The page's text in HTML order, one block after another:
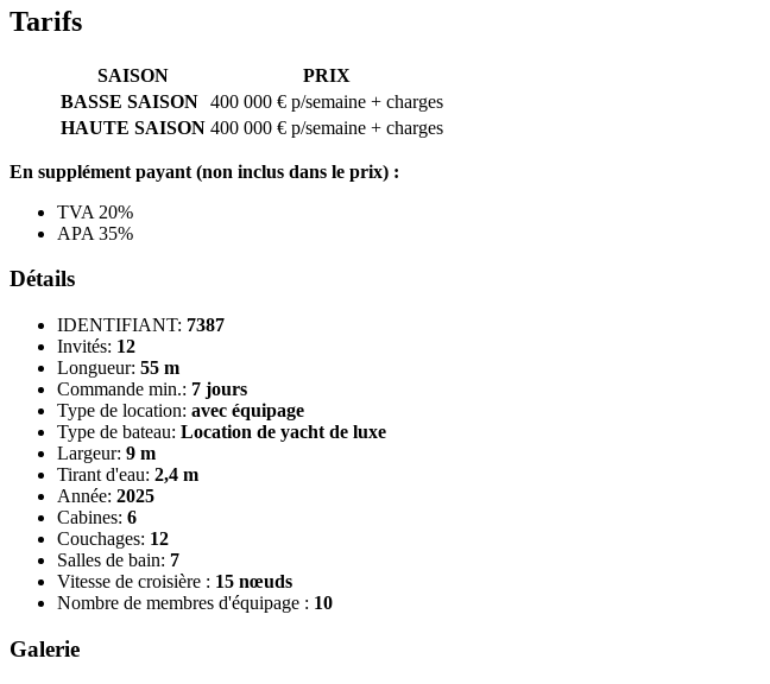
Tarifs
SAISON
PRIX
BASSE SAISON 400 000 € p/semaine + charges
HAUTE SAISON 400 000 € p/semaine + charges
En supplément payant (non inclus dans le prix) :
TVA 20%
APA 35%
Détails
IDENTIFIANT: 7387
Invités: 12
Longueur: 55 m
Commande min.: 7 jours
Type de location: avec équipage
Type de bateau: Location de yacht de luxe
Largeur: 9 m
Tirant d'eau: 2,4 m
Année: 2025
Cabines: 6
Couchages: 12
Salles de bain: 7
Vitesse de croisière : 15 nœuds
Nombre de membres d'équipage : 10
Galerie